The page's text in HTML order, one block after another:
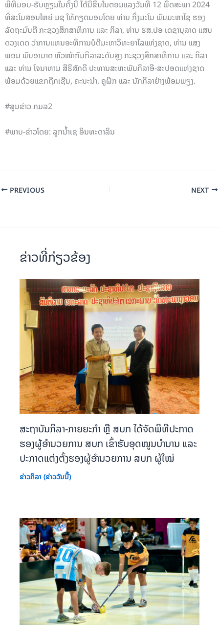
ພິທີມອບ-ຮັບຫຼຽນໃນຄັ້ງນີ້ ໄດ້ມີຂຶ້ນໃນຕອນແລງວັນທີ 12 ພຶດສະພາ 2024
ທີ່ສະໂມສອນໃຫຍ່ ມຊ ໃຫ້ກຽດມອບໂດຍ ທ່ານ ກິ່ງມະໂນ ພົມມະຫາໄຊ ຮອງ
ລັດຖະມົນຕີ ກະຊວງສຶກສາທິການ ແລະ ກິລາ, ທ່ານ ຮສ.ປອ ເດຊານຸລາດ ແສນ
ດວງເດດ ວ່າການແທນອະທິການບໍດີມະຫາວິທະຍາໄລແຫ່ງຊາດ, ທ່ານ ແສງ
ພອນ ພົນອາມາດ ຫົວໜ້າກົມກິລາລະດັບສູງ ກະຊວງສຶກສາທິການ ແລະ ກິລາ
ແລະ ທ່ານ ໂຈນາທານ ສີຣິສັກດີ ປະທານສະຫະພັນກິລາອີ-ສະປອດແຫ່ງຊາດ
ພ້ອມດ້ວຍແຂກຖືກເຊີນ, ຄະນະນຳ, ຄູຝຶກ ແລະ ນັກກິລາຢ່າງພ້ອມພຽງ.
#ສູນຂ່າວ ກມລ2
#ພາບ-ຂ່າວໂດຍ: ລູກນ້ຳເຊ ອິນທະດາລິນ
PREVIOUS NEXT
ຂ່າວທີ່ກ່ຽວຂ້ອງ
ສະຖາບັນກິລາ-ກາຍຍະກຳ ຫຼື ສບກ ໄດ້ຈັດພິທີປະກາດ
ຮອງຜູ້ອຳນວຍການ ສບກ ເຂົ້າຮັບອຸດໜູນບຳນານ ແລະ
ປະກາດແຕ່ງຕັ້ງຮອງຜູ້ອຳນວຍການ ສບກ ຜູ້ໃໝ່
ຂ່າວກິລາ (ຂ່າວວັນນີ້)